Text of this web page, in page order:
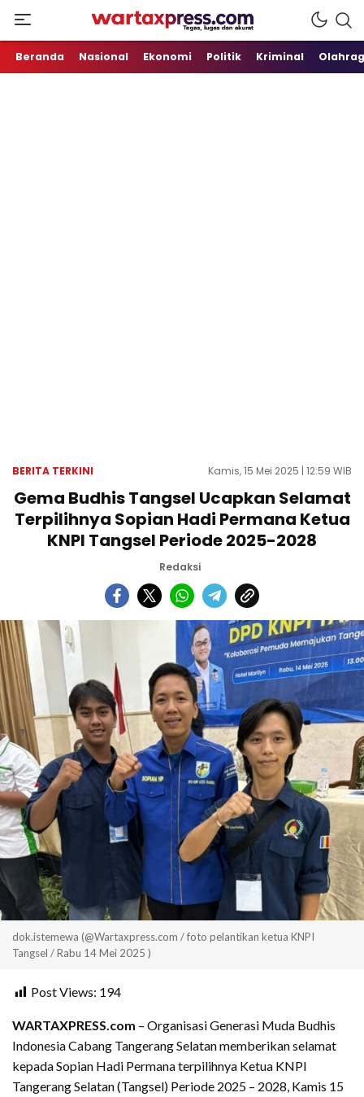
WartaXpress
Tegas, Lugas dan Akurat
Beranda Nasional Ekonomi Politik Kriminal
BERITA TERKINI Kamis, 15 Mei 2025 | 12:59 WIB
Gema Budhis Tangsel Ucapkan Selamat
Terpilihnya Sopian Hadi Permana Ketua
KNPI Tangsel Periode 2025-2028
Redaksi
dok.istemewa (@Wartaxpress.com / foto pelantikan ketua KNPI
Tangsel / Rabu 14 Mei 2025 )
Post Views: 194
WARTAXPRESS.com – Organisasi Generasi Muda Budhis
Indonesia Cabang Tangerang Selatan memberikan selamat
kepada Sopian Hadi Permana terpilihnya Ketua KNPI
Tangerang Selatan (Tangsel) Periode 2025 – 2028, Kamis 15